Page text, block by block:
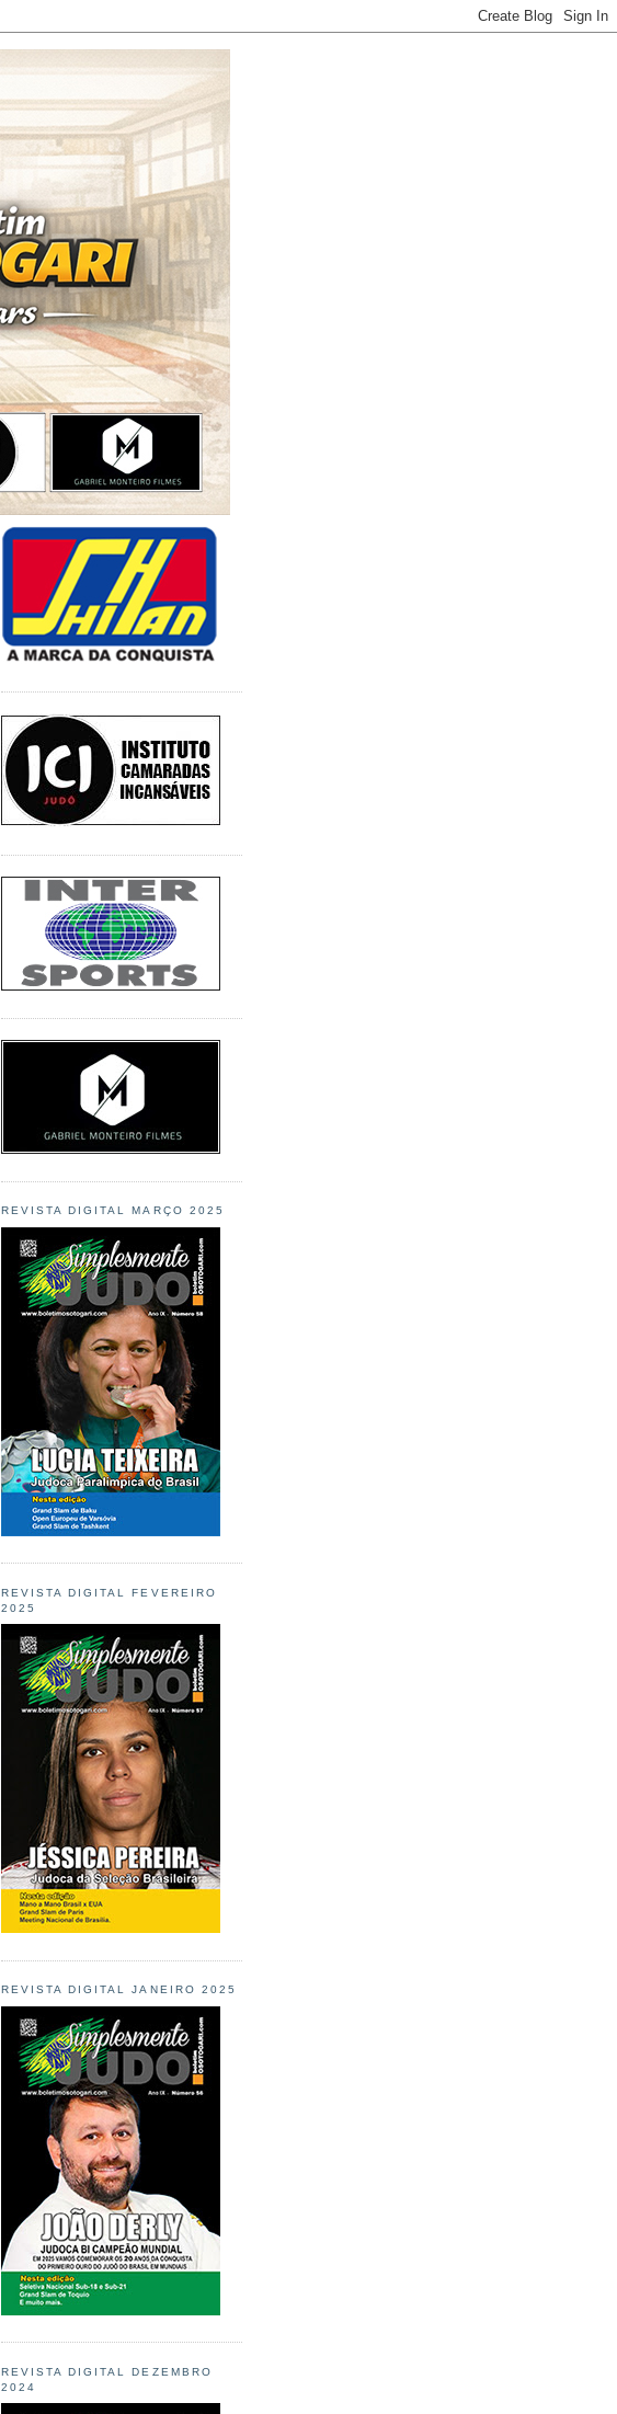
REVISTA DIGITAL MARÇO 2025
REVISTA DIGITAL FEVEREIRO
2025
REVISTA DIGITAL JANEIRO 2025
REVISTA DIGITAL DEZEMBRO
2024